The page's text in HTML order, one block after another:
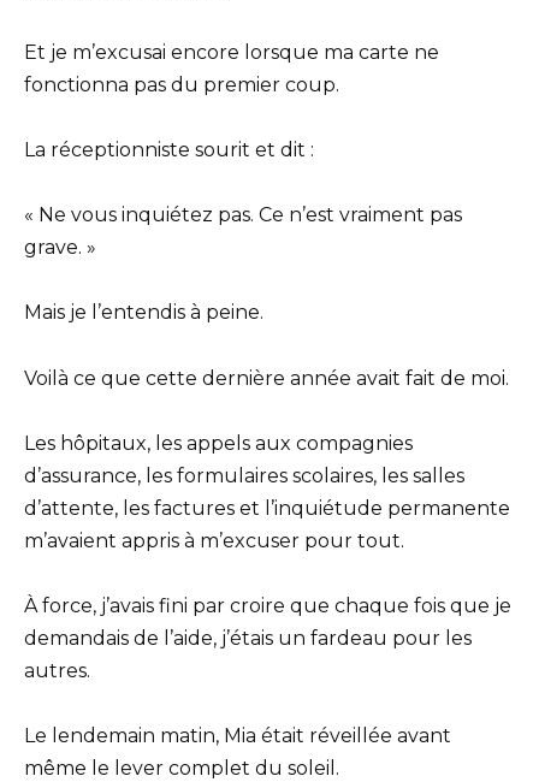
Et je m’excusai encore lorsque ma carte ne
fonctionna pas du premier coup.
La réceptionniste sourit et dit :
« Ne vous inquiétez pas. Ce n’est vraiment pas
grave. »
Mais je l’entendis à peine.
Voilà ce que cette dernière année avait fait de moi.
Les hôpitaux, les appels aux compagnies
d’assurance, les formulaires scolaires, les salles
d’attente, les factures et l’inquiétude permanente
m’avaient appris à m’excuser pour tout.
À force, j’avais fini par croire que chaque fois que je
demandais de l’aide, j’étais un fardeau pour les
autres.
Le lendemain matin, Mia était réveillée avant
même le lever complet du soleil.